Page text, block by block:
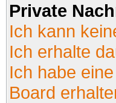
Private
Ich kann
Ich erhalte
Ich habe
Board